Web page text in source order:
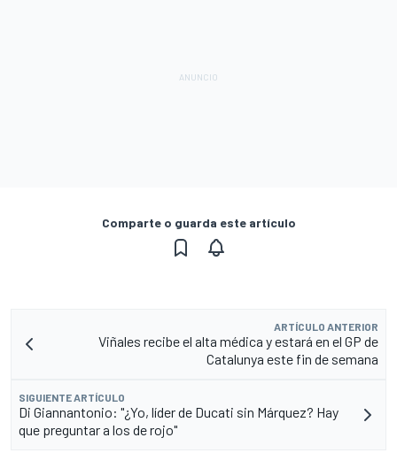
Comparte o guarda este artículo
ARTÍCULO ANTERIOR
Viñales recibe el alta médica y estará en el GP de
Catalunya este fin de semana
SIGUIENTE ARTÍCULO
Di Giannantonio: "¿Yo, líder de Ducati sin Márquez? Hay
que preguntar a los de rojo"